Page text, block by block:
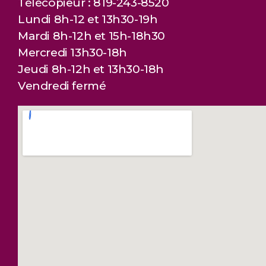
Lundi 8h-12 et 13h30-19h
Mardi 8h-12h et 15h-18h30
Mercredi 13h30-18h
Jeudi 8h-12h et 13h30-18h
Vendredi fermé